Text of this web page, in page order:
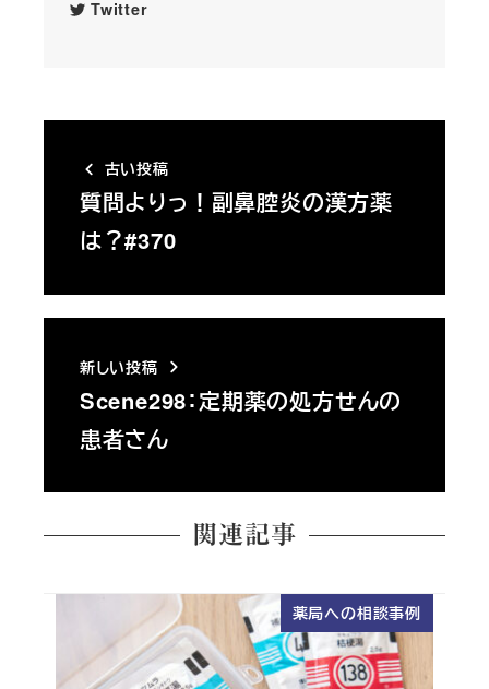
Twitter
古い投稿
質問よりっ！副鼻腔炎の漢方薬
は？#370
新しい投稿
Scene298：定期薬の処方せんの
患者さん
関連記事
薬局への相談事例